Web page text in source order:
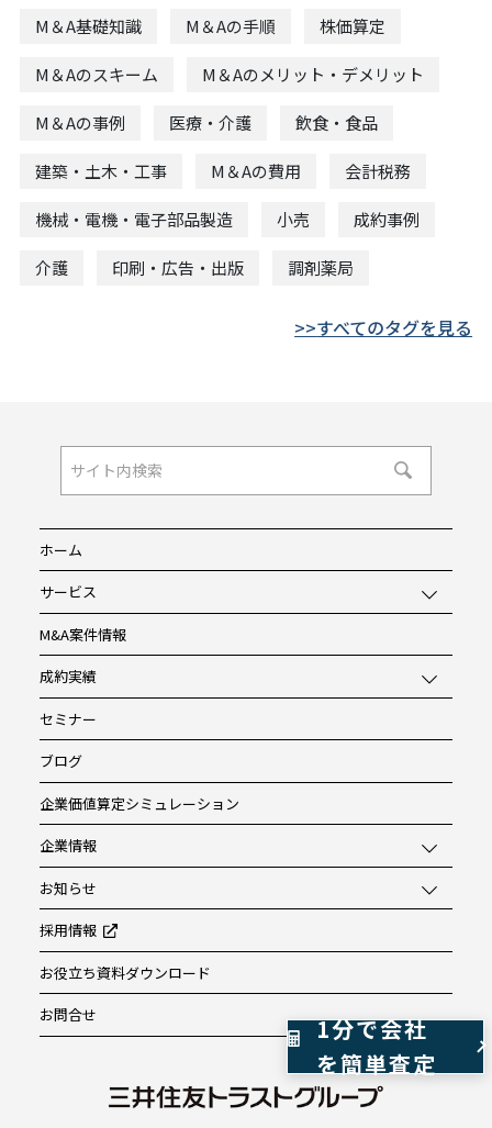
M＆A基礎知識 M＆Aの手順 株価算定
M＆Aのスキーム M＆Aのメリット・デメリット
M＆Aの事例 医療・介護 飲食・食品
建築・土木・工事 M＆Aの費用 会計税務
機械・電機・電子部品製造 小売 成約事例
介護 印刷・広告・出版 調剤薬局
すべてのタグを見る
1分で会社
を簡単査定
ホーム
サービス
M&A案件情報
成約実績
セミナー
ブログ
企業価値算定シミュレーション
企業情報
お知らせ
採用情報
お役立ち資料ダウンロード
お問合せ